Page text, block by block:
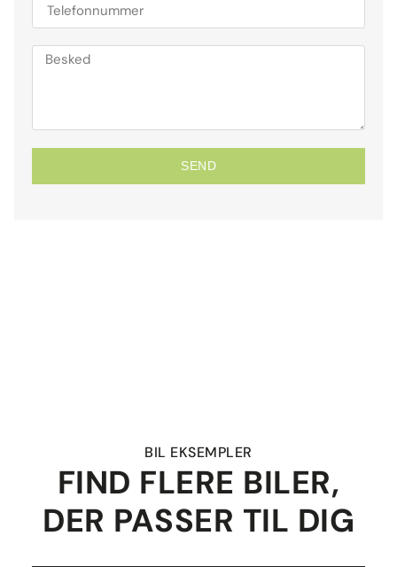
SEND
BIL EKSEMPLER
FIND FLERE BILER,
DER PASSER TIL DIG